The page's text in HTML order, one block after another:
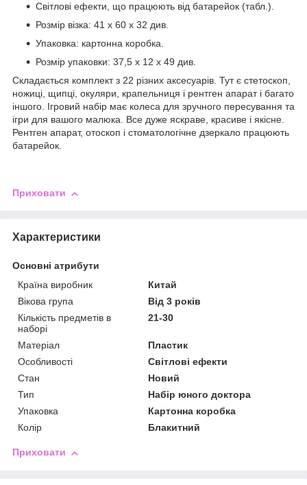
Світлові ефекти, що працюють від батарейок (табл.).
Розмір візка: 41 х 60 х 32 див.
Упаковка: картонна коробка.
Розмір упаковки: 37,5 х 12 х 49 див.
Складається комплект з 22 різних аксесуарів. Тут є стетоскоп,
ножиці, щипці, окуляри, крапельниця і рентген апарат і багато
іншого. Ігровий набір має колеса для зручного пересування та
ігри для вашого малюка. Все дуже яскраве, красиве і якісне.
Рентген апарат, отоскоп і стоматологічне дзеркало працюють
батарейок.
Приховати
Характеристики
Основні атрибути
Країна виробник
Китай
Вікова група
Від 3 років
Кількість предметів в
наборі
21-30
Матеріал
Пластик
Особливості
Світлові ефекти
Стан
Новий
Тип
Набір юного доктора
Упаковка
Картонна коробка
Колір
Блакитний
Приховати